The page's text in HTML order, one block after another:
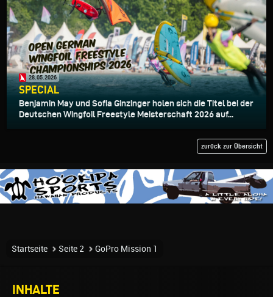
28.05.2026
SPECIAL
Benjamin May und Sofia Ginzinger holen sich die Titel bei der
Deutschen Wingfoil Freestyle Meisterschaft 2026 auf...
zurück zur Übersicht
Startseite Seite 2 GoPro Mission 1
INHALTE